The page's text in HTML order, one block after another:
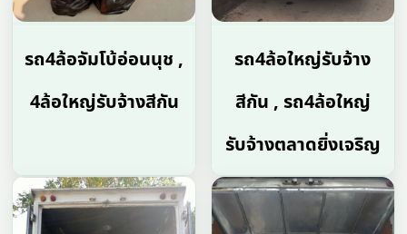
รถ4ล้อจัมโบ้อ่อนนุช ,
4ล้อใหญ่รับจ้างสีกัน
รถ4ล้อใหญ่รับจ้าง
สีกัน , รถ4ล้อใหญ่
รับจ้างตลาดยิ่งเจริญ